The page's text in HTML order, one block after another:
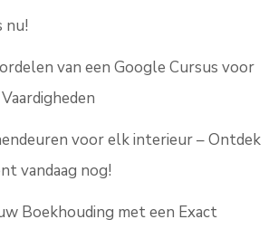
nu!
van een Google Cursus voor
voor elk interieur – Ontdek
vandaag nog!
Boekhouding met een Exact